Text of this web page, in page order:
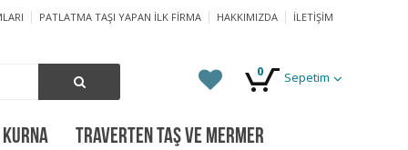
PATLATMA TAŞI YAPAN İLK FIRMA HAKKIMIZDA İLETIŞIM
Sepetim
0
TRAVERTEN TAŞ VE MERMER